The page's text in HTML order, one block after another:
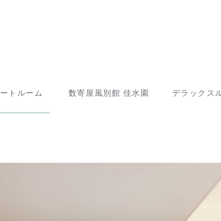
トルーム 数寄屋風別館 佳水園 デラックス